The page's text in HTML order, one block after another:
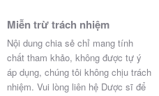
Miễn trừ trách nhiệm
Nội dung chia sẻ chỉ mang tính
chất tham khảo, không được tự ý
áp dụng, chúng tôi không chịu trách
nhiệm. Vui lòng liên hệ Dược sĩ để